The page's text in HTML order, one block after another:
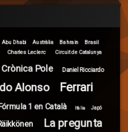
Abu Dhabi Austràlia Bahrain
Brasil
Charles Leclerc Circuit de Catalunya
Crònica Pole Daniel Ricciardo
Alonso Ferrari
Fórmula 1 en Català Itàlia Japó
La pregunta